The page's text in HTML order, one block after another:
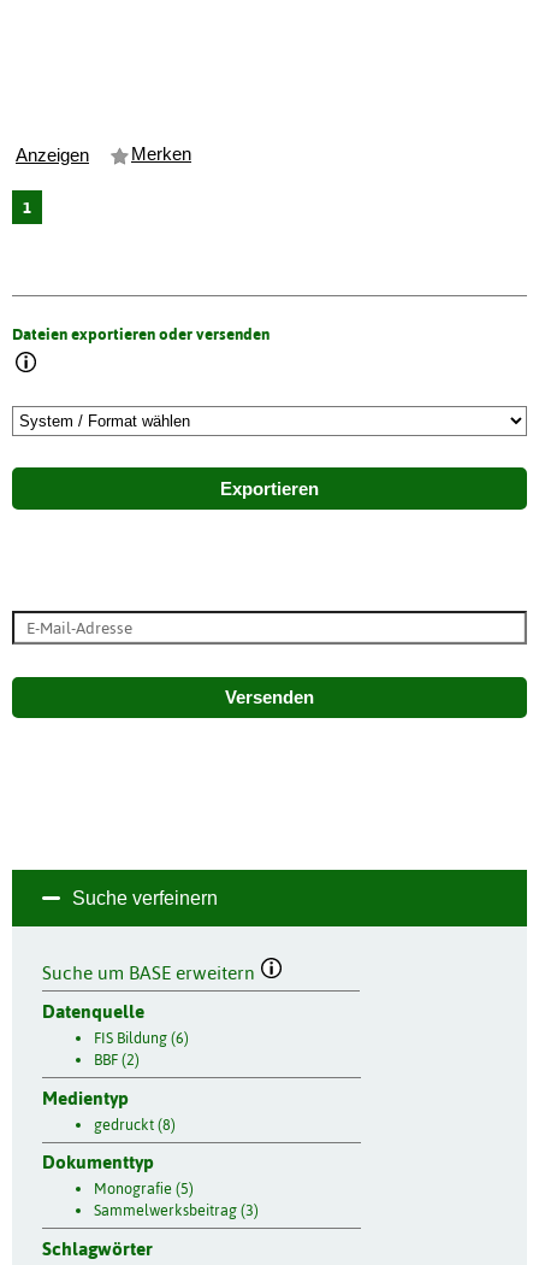
Anzeigen Merken
1
Dateien exportieren oder versenden
Exportieren
Versenden
Suche verfeinern
Suche um BASE erweitern
Datenquelle
FIS Bildung (6)
BBF (2)
Medientyp
gedruckt (8)
Dokumenttyp
Monografie (5)
Sammelwerksbeitrag (3)
Schlagwörter